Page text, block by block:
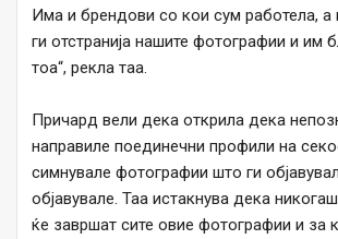
Има и брендови со кои сум работела, а
ги отстранија нашите фотографии и им
тоа“, рекла таа.
Причард вели дека открила дека
направиле поединечни профили на
симнувале фотографии што ги
објавувале. Таа истакнува дека
ќе завршат сите овие фотографии и за